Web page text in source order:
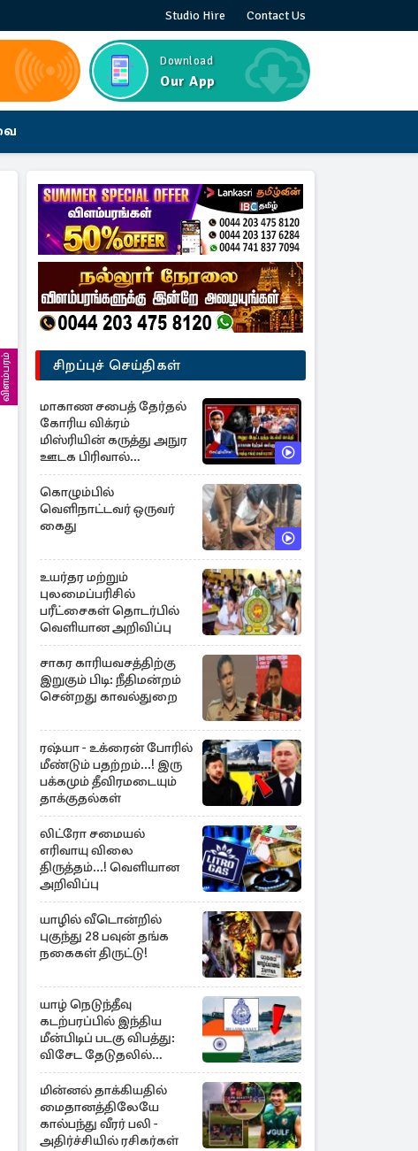
Studio Hire Contact Us
Download
Our App
விளம்பரம் சிறப்புச் செய்திகள்
மாகாண சபைத் தேர்தல்
கோரிய விக்ரம்
மிஸ்ரியின் கருத்து அநுர
ஊடக பிரிவால்
அமுக்கப்பட்டது ஏன்...!
கொழும்பில்
வெளிநாட்டவர் ஒருவர்
கைது
உயர்தர மற்றும்
புலமைப்பரிசில்
பரீட்சைகள் தொடர்பில்
வெளியான அறிவிப்பு
சாகர காரியவசத்திற்கு
இறுகும் பிடி: நீதிமன்றம்
சென்றது காவல்துறை
ரஷ்யா - உக்ரைன் போரில்
மீண்டும் பதற்றம்...! இரு
பக்கமும் தீவிரமடையும்
தாக்குதல்கள்
லிட்ரோ சமையல்
எரிவாயு விலை
திருத்தம்...! வெளியான
அறிவிப்பு
யாழில் வீடொன்றில்
புகுந்து 28 பவுன் தங்க
நகைகள் திருட்டு!
யாழ் நெடுந்தீவு
கடற்பரப்பில் இந்திய
மீன்பிடிப் படகு விபத்து:
விசேட தேடுதலில்
இலங்கை கடற்படை
மின்னல் தாக்கியதில்
மைதானத்திலேயே
கால்பந்து வீரர் பலி -
அதிர்ச்சியில் ரசிகர்கள்